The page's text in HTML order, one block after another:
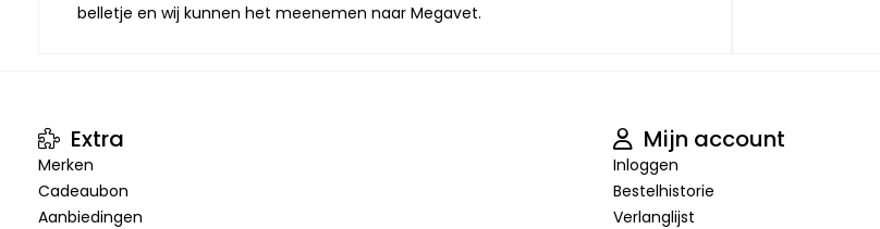
belletje en wij kunnen het meenemen naar Megavet.
Extra
Merken
Cadeaubon
Aanbiedingen
Mijn account
Inloggen
Bestelhistorie
Verlanglijst